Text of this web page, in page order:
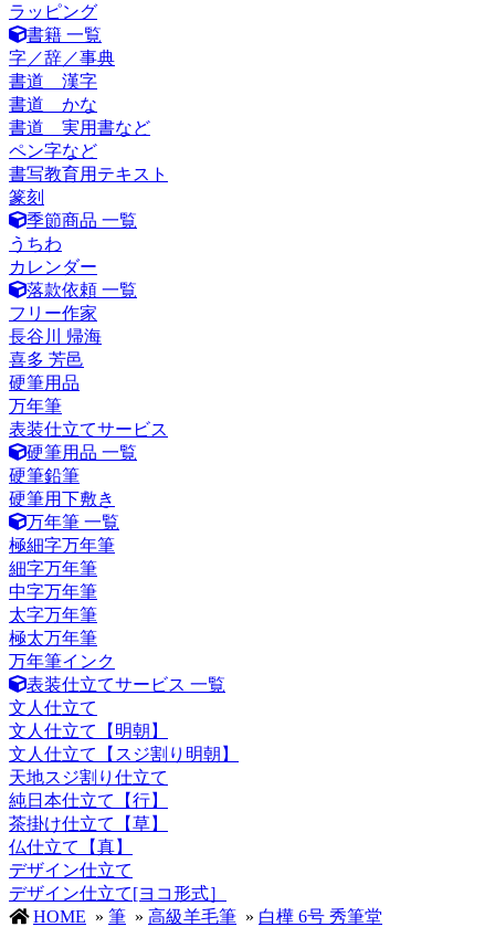
ラッピング
書籍 一覧
字／辞／事典
書道 漢字
書道 かな
書道 実用書など
ペン字など
書写教育用テキスト
篆刻
季節商品 一覧
うちわ
カレンダー
落款依頼 一覧
フリー作家
長谷川 帰海
喜多 芳邑
硬筆用品
万年筆
表装仕立てサービス
硬筆用品 一覧
硬筆鉛筆
硬筆用下敷き
万年筆 一覧
極細字万年筆
細字万年筆
中字万年筆
太字万年筆
極太万年筆
万年筆インク
表装仕立てサービス 一覧
文人仕立て
文人仕立て【明朝】
文人仕立て【スジ割り明朝】
天地スジ割り仕立て
純日本仕立て【行】
茶掛け仕立て【草】
仏仕立て【真】
デザイン仕立て
デザイン仕立て[ヨコ形式］
HOME » 筆 » 高級羊毛筆 » 白樺 6号 秀筆堂